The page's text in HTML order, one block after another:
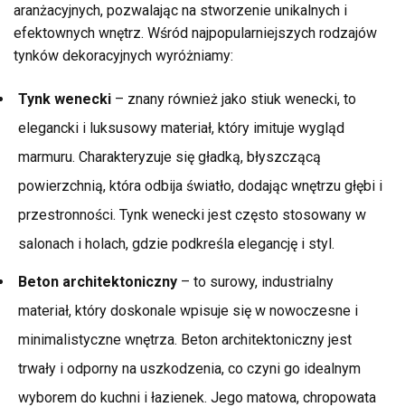
aranżacyjnych, pozwalając na stworzenie unikalnych i
efektownych wnętrz. Wśród najpopularniejszych rodzajów
tynków dekoracyjnych wyróżniamy:
Tynk wenecki – znany również jako stiuk wenecki, to
elegancki i luksusowy materiał, który imituje wygląd
marmuru. Charakteryzuje się gładką, błyszczącą
powierzchnią, która odbija światło, dodając wnętrzu głębi i
przestronności. Tynk wenecki jest często stosowany w
salonach i holach, gdzie podkreśla elegancję i styl.
Beton architektoniczny – to surowy, industrialny
materiał, który doskonale wpisuje się w nowoczesne i
minimalistyczne wnętrza. Beton architektoniczny jest
trwały i odporny na uszkodzenia, co czyni go idealnym
wyborem do kuchni i łazienek. Jego matowa, chropowata